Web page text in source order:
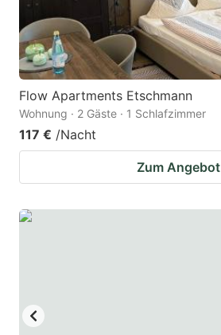
Flow Apartments Etschmann
Wohnung · 2 Gäste · 1 Schlafzimmer
117 € /Nacht
Zum Angebot